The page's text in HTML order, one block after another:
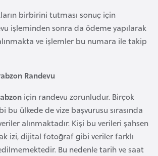
birbirini tutması sonuç için
işleminden sonra da ödeme yapılarak
ve işlemler bu numara ile takip
Randevu
için randevu zorunludur. Birçok
bu ülkede de vize başvurusu sırasında
alınmaktadır. Kişi bu verileri şahsen
izi, dijital fotoğraf gibi veriler farklı
Bu nedenle tarih ve saat